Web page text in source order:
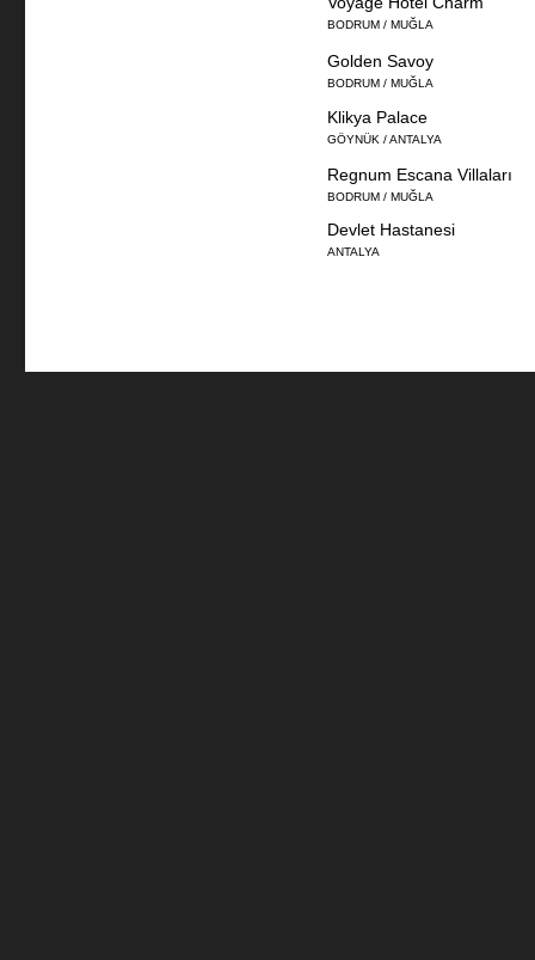
BODRUM / MUĞLA
Golden Savoy
BODRUM / MUĞLA
Klikya Palace
GÖYNÜK / ANTALYA
Regnum Escana Villaları
BODRUM / MUĞLA
Devlet Hastanesi
ANTALYA